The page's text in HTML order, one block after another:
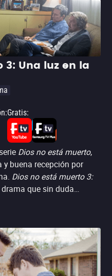
3: Una luz en la
:Gratis:
Dios no está muerto,
buena recepción por
Dios no está muerto 3:
que sin duda
religión, o quienes
a ella.